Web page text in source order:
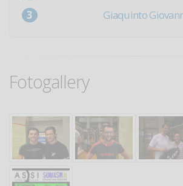
Giaquinto
Fotogallery